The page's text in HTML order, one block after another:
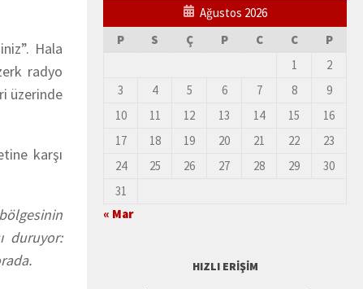
Hala
radyo
üzerinde
karşı
duruyor:
Ağustos 2026
P
S Ç P C C
P
1
2
3
4 5 6 7 8
9
10
11 12 13 14 15
16
17
18 19 20 21 22
23
24
25 26 27 28 29
30
31
« Mar
HIZLI ERIŞIM